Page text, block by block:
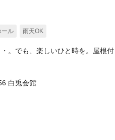
ール 雨天OK
。でも、楽しいひと時を。屋根
白兎会館